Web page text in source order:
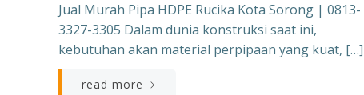
Jual Murah Pipa HDPE Rucika Kota Sorong | 0813-
3327-3305 Dalam dunia konstruksi saat ini,
kebutuhan akan material perpipaan yang kuat, […]
read more